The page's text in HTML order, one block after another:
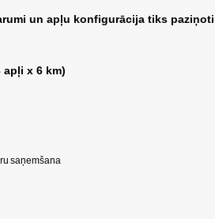
un apļu konfigurācija tiks
apļi x 6 km)
saņemšana